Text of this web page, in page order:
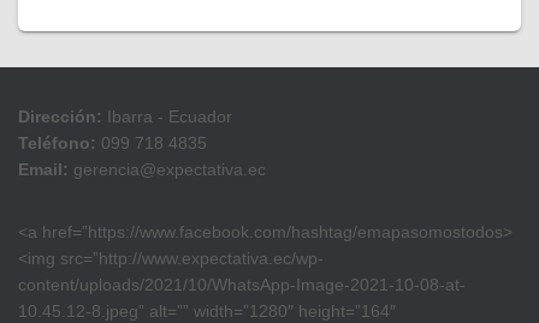
Dirección: Ibarra - Ecuador
Teléfono: 099 718 4835
Email: gerencia@expectativa.ec
<a href=”https://www.facebook.com/hashtag/emapasomostodos>
<img src=”http://www.expectativa.ec/wp-
content/uploads/2021/10/WhatsApp-Image-2021-10-08-at-
10.45.12-8.jpeg” alt=”” width=”1280″ height=”164″